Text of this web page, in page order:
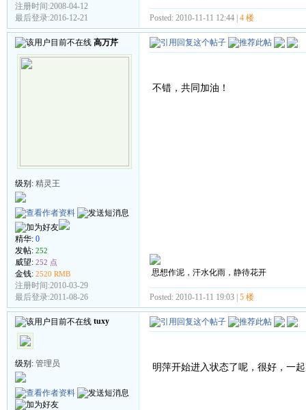
注册时间:2008-04-12
最后登录:2016-12-21
Posted: 2010-11-11 12:44 | 4 楼
高万芹
级别: 精灵王
精华: 0
发帖: 252
威望: 252 点
金钱: 2520 RMB
注册时间:2010-03-29
最后登录:2011-08-26
不错，共同加油！
思想作泥，汗水化雨，静待花开
Posted: 2010-11-11 19:03 | 5 楼
tuxy
级别: 管理员 明萍开始进入状态了呢，很好，一